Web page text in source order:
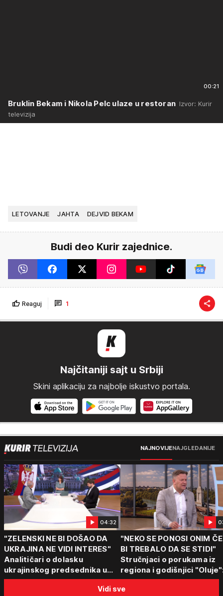
00:21
Bruklin Bekam i Nikola Pelc ulaze u restoran Izvor: Kurir
televizija
LETOVANJE JAHTA DEJVID BEKAM
Budi deo Kurir zajednice.
Reaguj 1
Najčitaniji sajt u Srbiji
Skini aplikaciju za najbolje iskustvo portala.
NAJNOVIJENAJGLEDANIJE
04:32
"ZELENSKI NE BI DOŠAO DA
UKRAJINA NE VIDI INTERES"
Analitičari o dolasku
ukrajinskog predsednika u
Beograd: "Srbija može da
"NEKO SE PONOSI ONIM
BI TREBALO DA SE STIDI"
Stručnjaci o porukama iz
regiona i godišnjici
"Ponos na stradanje je
anticivilizacijska poruka"
Vidi sve